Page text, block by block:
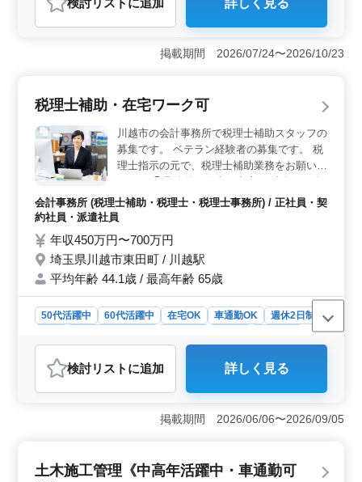
ごすこともできます。
おすすめポイント
＜安定した雇用と福利厚生＞ 刈谷市築地町で安定した
雇用を提供しています。交通費全額支給や福利厚生が整
っており、安心して働くことができます。 ＜大規模
管理など多岐にわたる業務があります。 ＜寮・社宅
完備で通勤ラクラク＞ 寮・社宅ありで通勤が簡単で
す。毎日の通勤ストレスを軽減して、仕事に集中できま
す。
掲載期間 2026/07/24〜2026/10/23
税理士補助・在宅ワーク可
川越市の会計事務所で税理士補助スタッフの
募集です。 ベテラン経験者の募集です。 税
理士指示の元で、税理士補助業務をお願いし
の各種税務申告書書類の作成補助 ・顧問先
の巡回業務（所内業務経験後） ・相続税申
第相談可能です。 それぞれのライフスタイ
ルに合った働き方を目指しています！
会計事務所 (税理士補助・税理士・税理士事務所) / 正社員・契
約社員・派遣社員
年収450万円〜700万円
埼玉県川越市東田町 / 川越駅
平均年齢 44.1歳 / 最高年齢 65歳
50代活躍中 60代活躍中 在宅OK 車通勤OK
週休2日制
おすすめポイント
＜在宅ワークとフレキシブルな働き方の魅力＞ この求
人は、リモート勤務が可能で、業務に慣れ次第、自宅か
らの勤務ができる点が非常に魅力的です。特に、家庭の
仕事を進めたい方には最適です。また、顧問先の巡回業
検討リスト に追加 詳しく見る
掲載期間 2026/06/06〜2026/09/05
土木施工管理《中高年活躍中・車通勤可